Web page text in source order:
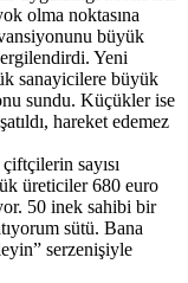
olma noktasına
büyük
Yeni
sanayicilere büyük
sundu. Küçükler ise
hareket edemez
sayısı
üreticiler 680 euro
50 inek sahibi bir
sütü. Bana
serzenişiyle